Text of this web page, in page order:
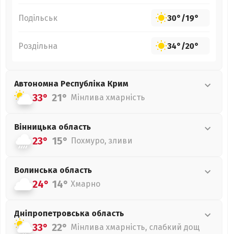
Подільськ 30°/19°
Роздільна 34°/20°
Автономна Республіка Крим
33° 21° Мінлива хмарність
Вінницька область
23° 15° Похмуро, зливи
Волинська область
24° 14° Хмарно
Дніпропетровська область
33° 22° Мінлива хмарність, слабкий дощ